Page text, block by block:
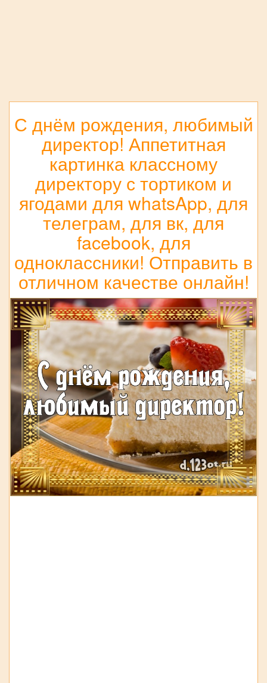
С днём рождения, любимый
директор! Аппетитная
картинка классному
директору с тортиком и
ягодами для whatsApp, для
телеграм, для вк, для
facebook, для
одноклассники! Отправить в
отличном качестве онлайн!